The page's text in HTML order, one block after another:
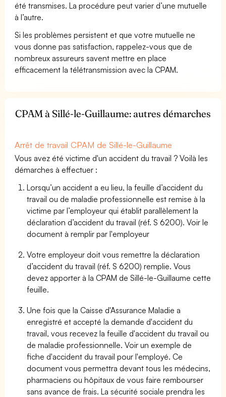
été transmises. La procédure peut varier d’une mutuelle
à l’autre.
Si les problèmes persistent et que votre mutuelle ne
vous donne pas satisfaction, rappelez-vous que de
nombreux assureurs savent mettre en place
efficacement la télétransmission avec la CPAM.
CPAM à Sillé-le-Guillaume: autres démarches
Arrêt de travail CPAM de Sillé-le-Guillaume
Vous avez été victime d'un accident du travail ? Voilà les
démarches à effectuer :
Lorsqu’un accident a eu lieu, la feuille d’accident du
travail ou de maladie professionnelle est remise à la
victime par l’employeur qui établit parallèlement la
déclaration d’accident du travail (réf. S 6200). Voir le
document à remplir par l'employeur
Votre employeur doit vous remettre la déclaration
d’accident du travail (réf. S 6200) remplie. Vous
devez apporter à la CPAM de Sillé-le-Guillaume cette
feuille.
Une fois que la Caisse d'Assurance Maladie a
enregistré et accepté la demande d'accident du
travail, vous recevez la feuille d'accident du travail ou
de maladie professionnelle. Voir un exemple de
fiche d'accident du travail pour l'employé. Ce
document vous permettra devant tous les médecins,
pharmaciens ou hôpitaux de vous faire rembourser
sans avance de frais. La sécurité sociale prendra les